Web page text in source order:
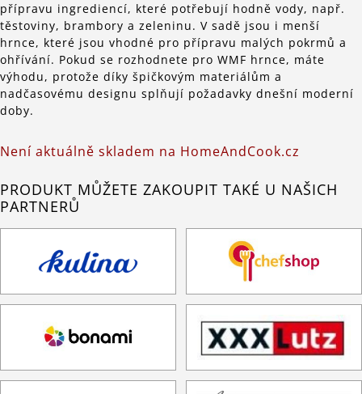
přípravu ingrediencí, které potřebují hodně vody, např.
těstoviny, brambory a zeleninu. V sadě jsou i menší
hrnce, které jsou vhodné pro přípravu malých pokrmů a
ohřívání. Pokud se rozhodnete pro WMF hrnce, máte
výhodu, protože díky špičkovým materiálům a
nadčasovému designu splňují požadavky dnešní moderní
doby.
Není aktuálně skladem na HomeAndCook.cz
PRODUKT MŮŽETE ZAKOUPIT TAKÉ U NAŠICH
PARTNERŮ